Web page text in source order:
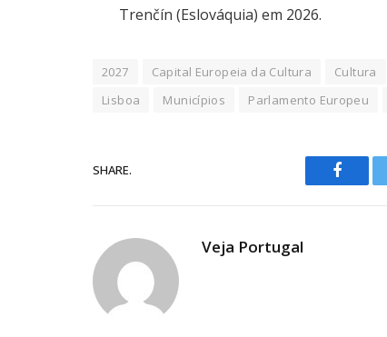
Trenčín (Eslováquia) em 2026.
2027 Capital Europeia da Cultura Cultura
Lisboa
Municípios Parlamento Europeu
SHARE.
Veja Portugal